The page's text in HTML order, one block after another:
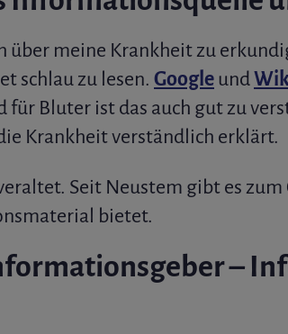
über meine Krankheit zu
schlau zu lesen. Google und
Bluter ist das auch gut zu
Krankheit verständlich erklärt.
Seit Neustem gibt es zum
bietet.
–